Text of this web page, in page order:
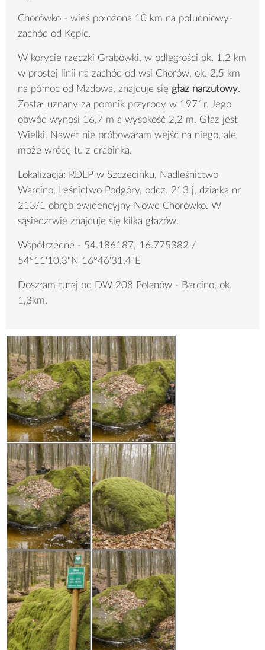
Chorówko - wieś położona 10 km na południowy-
zachód od Kępic.
W korycie rzeczki Grabówki, w odległości ok. 1,2 km
w prostej linii na zachód od wsi Chorów, ok. 2,5 km
na północ od Mzdowa, znajduje się głaz narzutowy.
Został uznany za pomnik przyrody w 1971r. Jego
obwód wynosi 16,7 m a wysokość 2,2 m. Głaz jest
Wielki. Nawet nie próbowałam wejść na niego, ale
może wrócę tu z drabinką.
Lokalizacja: RDLP w Szczecinku, Nadleśnictwo
Warcino, Leśnictwo Podgóry, oddz. 213 j, działka nr
213/1 obręb ewidencyjny Nowe Chorówko. W
sąsiedztwie znajduje się kilka głazów.
Współrzędne - 54.186187, 16.775382 /
54°11'10.3"N 16°46'31.4"E
Doszłam tutaj od DW 208 Polanów - Barcino, ok.
1,3km.